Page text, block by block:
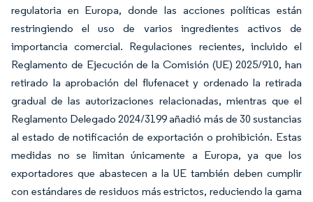
regulatoria en Europa, donde las acciones políticas están
restringiendo el uso de varios ingredientes activos de
importancia comercial. Regulaciones recientes, incluido el
Reglamento de Ejecución de la Comisión (UE) 2025/910, han
retirado la aprobación del flufenacet y ordenado la retirada
gradual de las autorizaciones relacionadas, mientras que el
Reglamento Delegado 2024/3199 añadió más de 30 sustancias
al estado de notificación de exportación o prohibición. Estas
medidas no se limitan únicamente a Europa, ya que los
exportadores que abastecen a la UE también deben cumplir
con estándares de residuos más estrictos, reduciendo la gama